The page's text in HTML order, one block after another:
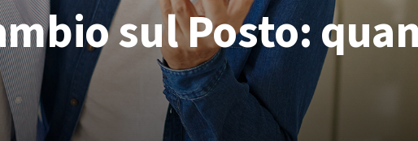
sul Posto: